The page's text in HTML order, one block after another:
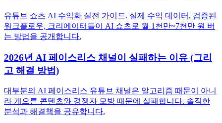
유튜브 쇼츠 AI 수익화 실전 가이드. 실제 수익 데이터, 검증된
워크플로우, 크리에이터들이 AI 쇼츠로 월 1천만~7천만 원 버
는 방법을 공개합니다.
2026년 AI 페이스리스 채널이 실패하는 이유 (그리
고 해결 방법)
대부분의 AI 페이스리스 유튜브 채널은 알고리즘 때문이 아니
라 게으른 콘텐츠와 경쟁자 모방 때문에 실패합니다. 솔직한
분석과 해결책을 공유합니다.